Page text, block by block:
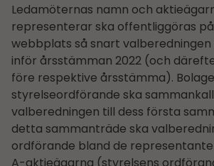
Ledamöternas namn och
representerar ska offentliggöras
webbplats så snart
inför årsstämman 2022 (och
före respektive årsstämma).
styrelseordförande ska
valberedningen till dess första
detta sammanträde ska
ordförande bland de
A-aktieägarna (styrelsens